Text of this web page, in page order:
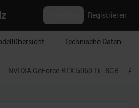
Registrieren
Technische Daten
NVIDIA GeForce RTX 5060 Ti - 8GB